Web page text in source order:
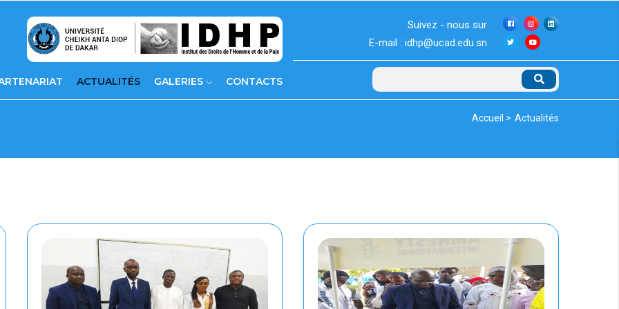
Suivez - nous sur
E-mail : idhp@ucad.edu.sn
ACTUALITÉS GALERIES CONTACTS Rechercher
Fil
Accueil > Actualités